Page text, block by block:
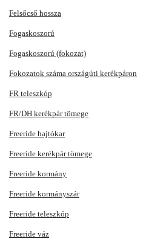
Felsőcső hossza
Fogaskoszorú
Fogaskoszorú (fokozat)
Fokozatok száma országúti kerékpáron
FR teleszkóp
FR/DH kerékpár tömege
Freeride hajtókar
Freeride kerékpár tömege
Freeride kormány
Freeride kormányszár
Freeride teleszkóp
Freeride váz